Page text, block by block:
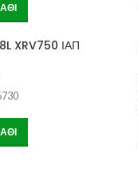
XRV750 ΙΑΠ